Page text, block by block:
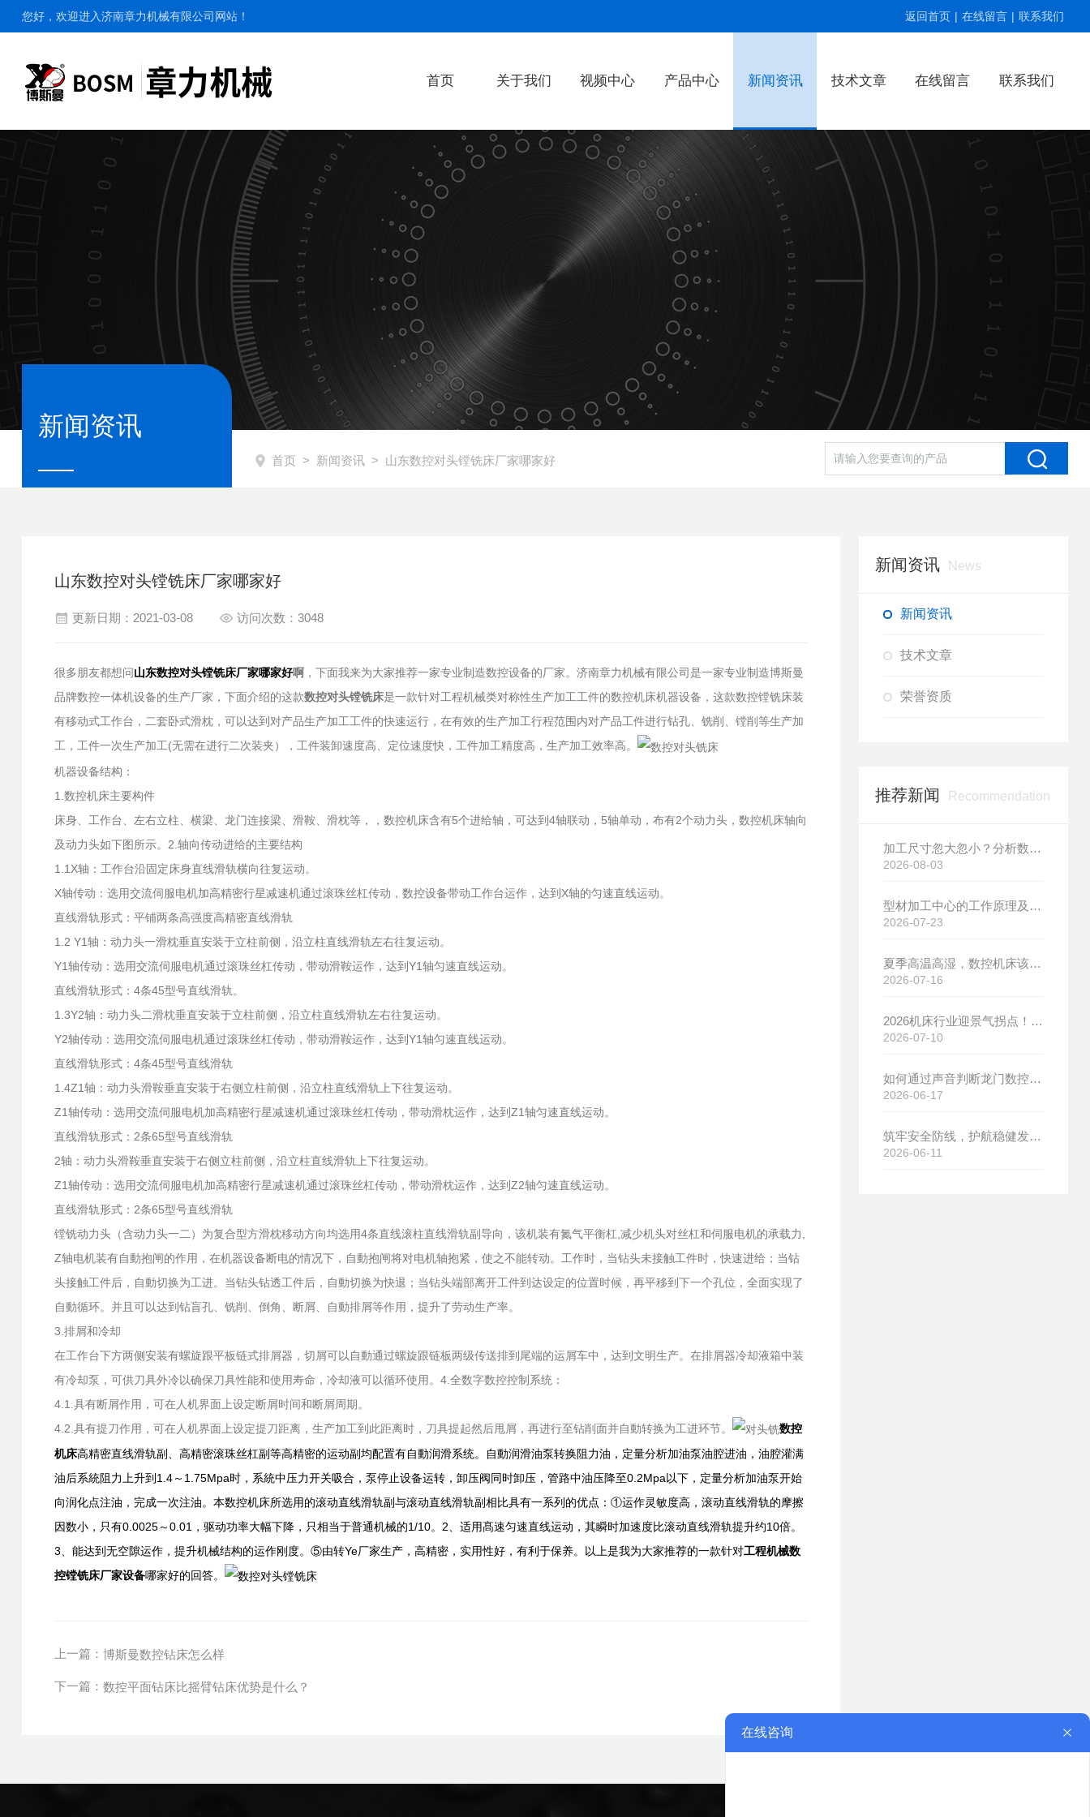
您好，欢迎进入济南章力机械有限公司网站！ 返回首页 | 在线留言 | 联系我们
首页 关于我们 视频中心 产品中心 新闻资讯 技术文章 在线留言 联系我们
新闻资讯
首页 > 新闻资讯> 山东数控对头镗铣床厂家哪家好
山东数控对头镗铣床厂家哪家好
更新日期：2021-03-08 访问次数：3048
很多朋友都想问山东数控对头镗铣床厂家哪家好啊，下面我来为大家推荐一家专业制造数控设备的厂家。济南章力机械有限公司是一家专业制造博斯曼
品牌数控一体机设备的生产厂家，下面介绍的这款数控对头镗铣床是一款针对工程机械类对称性生产加工工件的数控机床机器设备，这款数控镗铣床装
有移动式工作台，二套卧式滑枕，可以达到对产品生产加工工件的快速运行，在有效的生产加工行程范围内对产品工件进行钻孔、铣削、镗削等生产加
工，工件一次生产加工(无需在进行二次装夹），工件装卸速度高、定位速度快，工件加工精度高，生产加工效率高。
机器设备结构：
1.数控机床主要构件
床身、工作台、左右立柱、横梁、龙门连接梁、滑鞍、滑枕等，，数控机床含有5个进给轴，可达到4轴联动，5轴单动，布有2个动力头，数控机床轴向
及动力头如下图所示。2.轴向传动进给的主要结构
1.1X轴：工作台沿固定床身直线滑轨横向往复运动。
X轴传动：选用交流伺服电机加高精密行星减速机通过滚珠丝杠传动，数控设备带动工作台运作，达到X轴的匀速直线运动。
直线滑轨形式：平铺两条高强度高精密直线滑轨
1.2 Y1轴：动力头一滑枕垂直安装于立柱前侧，沿立柱直线滑轨左右往复运动。
Y1轴传动：选用交流伺服电机通过滚珠丝杠传动，带动滑鞍运作，达到Y1轴匀速直线运动。
直线滑轨形式：4条45型号直线滑轨。
1.3Y2轴：动力头二滑枕垂直安装于立柱前侧，沿立柱直线滑轨左右往复运动。
Y2轴传动：选用交流伺服电机通过滚珠丝杠传动，带动滑鞍运作，达到Y1轴匀速直线运动。
直线滑轨形式：4条45型号直线滑轨
1.4Z1轴：动力头滑鞍垂直安装于右侧立柱前侧，沿立柱直线滑轨上下往复运动。
Z1轴传动：选用交流伺服电机加高精密行星减速机通过滚珠丝杠传动，带动滑枕运作，达到Z1轴匀速直线运动。
直线滑轨形式：2条65型号直线滑轨
2轴：动力头滑鞍垂直安装于右侧立柱前侧，沿立柱直线滑轨上下往复运动。
Z1轴传动：选用交流伺服电机加高精密行星减速机通过滚珠丝杠传动，带动滑枕运作，达到Z2轴匀速直线运动。
直线滑轨形式：2条65型号直线滑轨
镗铣动力头（含动力头一二）为复合型方滑枕移动方向均选用4条直线滚柱直线滑轨副导向，该机装有氮气平衡杠,减少机头对丝杠和伺服电机的承载力,
Z轴电机装有自動抱闸的作用，在机器设备断电的情况下，自動抱闸将对电机轴抱紧，使之不能转动。工作时，当钻头未接触工件时，快速进给；当钻
头接触工件后，自動切换为工进。当钻头钻透工件后，自動切换为快退；当钻头端部离开工件到达设定的位置时候，再平移到下一个孔位，全面实现了
自動循环。并且可以达到钻盲孔、铣削、倒角、断屑、自動排屑等作用，提升了劳动生产率。
3.排屑和冷却
在工作台下方两侧安装有螺旋跟平板链式排屑器，切屑可以自動通过螺旋跟链板两级传送排到尾端的运屑车中，达到文明生产。在排屑器冷却液箱中装
有冷却泵，可供刀具外冷以确保刀具性能和使用寿命，冷却液可以循环使用。4.全数字数控控制系统：
4.1.具有断屑作用，可在人机界面上设定断屑时间和断屑周期。
4.2.具有提刀作用，可在人机界面上设定提刀距离，生产加工到此距离时，刀具提起然后甩屑，再进行至钻削面并自動转换为工进环节。
数控
机床高精密直线滑轨副、高精密滚珠丝杠副等高精密的运动副均配置有自動润滑系统。自動润滑油泵转换阻力油，定量分析加油泵油腔进油，油腔灌满
油后系統阻力上升到1.4～1.75Mpa时，系統中压力开关吸合，泵停止设备运转，卸压阀同时卸压，管路中油压降至0.2Mpa以下，定量分析加油泵开始
向润化点注油，完成一次注油。本数控机床所选用的滚动直线滑轨副与滚动直线滑轨副相比具有一系列的优点：①运作灵敏度高，滚动直线滑轨的摩擦
因数小，只有0.0025～0.01，驱动功率大幅下降，只相当于普通机械的1/10。 2、适用髙速匀速直线运动，其瞬时加速度比滚动直线滑轨提升约10倍。
3、能达到无空隙运作，提升机械结构的运作刚度。⑤由转Ye厂家生产，高精密，实用性好，有利于保养。以上是我为大家推荐的一款针对工程机械数
控镗铣床厂家设备哪家好的回答。
上一篇： 博斯曼数控钻床怎么样
下一篇： 数控平面钻床比摇臂钻床优势是什么？
新闻资讯 News
新闻资讯
技术文章
荣誉资质
推荐新闻 Recommendation
加工尺寸忽大忽小？分析数控机床热变形的影响与改善方案
2026-08-03
型材加工中心的工作原理及具体应用场景介绍
2026-07-23
夏季高温高湿，数控机床该如何进行针对性保养？（附冬夏维保异同对比）
2026-07-16
2026机床行业迎景气拐点！需求爆发+国产替代，博斯曼数控设备产销两旺发货忙
2026-07-10
如何通过声音判断龙门数控钻铣床的运行状态
2026-06-17
筑牢安全防线，护航稳健发展｜济南章力机械有限公司开展2026年安全生产月系列活动
2026-06-11